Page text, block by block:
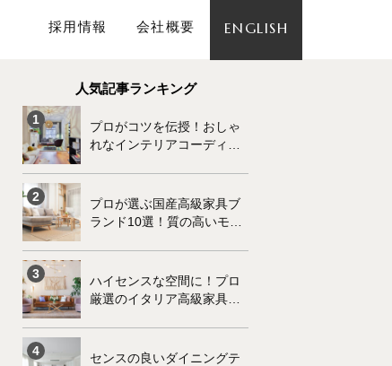
採用情報 会社概要 ENGLISH
人気記事ランキング
プロがコツを伝授！おしゃ
れなインテリアコーディネ
プロが選ぶ国産高級家具ブ
ランド10選！質の高いモノ
ハイセンスな空間に！プロ
厳選のイタリア高級家具ブ
センスの良いダイニングテ